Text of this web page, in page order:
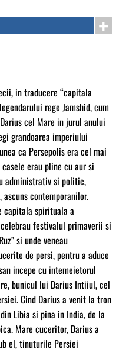
in traducere “capitala
rege Jamshid, cum
cel Mare in jurul anului
grandoarea imperiului
ca Persepolis era cel mai
erau pline cu aur si
administrativ si politic,
contemporanilor.
capitala spirituala a
festivalul primaverii si
si unde veneau
de persi, pentru a aduce
incepe cu intemeietorul
bunicul lui Darius Intiiul, cel
Cind Darius a venit la tron
Libia si pina in India, de la
Mare cuceritor, Darius a
el, tinuturile Persiei